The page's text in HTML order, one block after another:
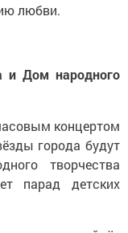
любви.
и Дом народного
концертом
города будут
творчества
парад детских